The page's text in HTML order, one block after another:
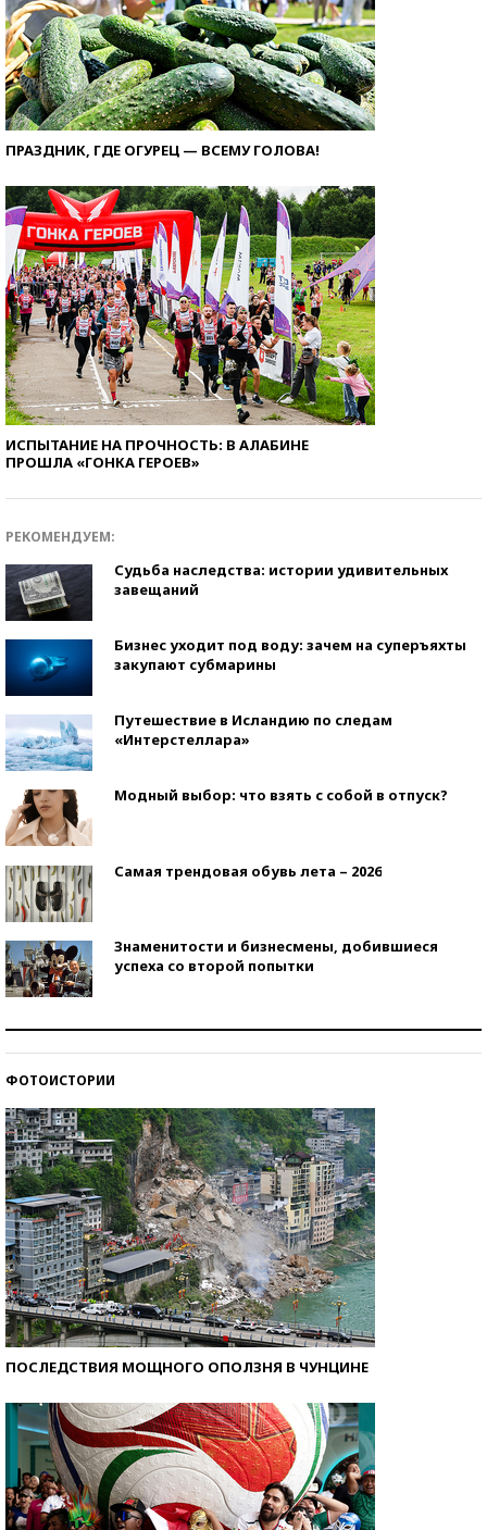
ПРАЗДНИК, ГДЕ ОГУРЕЦ — ВСЕМУ ГОЛОВА!
ИСПЫТАНИЕ НА ПРОЧНОСТЬ: В АЛАБИНЕ
ПРОШЛА «ГОНКА ГЕРОЕВ»
РЕКОМЕНДУЕМ:
Судьба наследства: истории удивительных
завещаний
Бизнес уходит под воду: зачем на суперъяхты
закупают субмарины
Путешествие в Исландию по следам
«Интерстеллара»
Модный выбор: что взять с собой в отпуск?
Самая трендовая обувь лета – 2026
Знаменитости и бизнесмены, добившиеся
успеха со второй попытки
ФОТОИСТОРИИ
ПОСЛЕДСТВИЯ МОЩНОГО ОПОЛЗНЯ В ЧУНЦИНЕ